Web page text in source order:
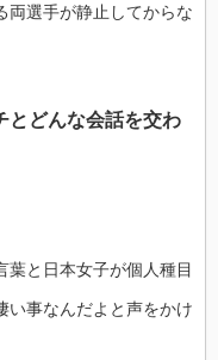
両選手が静止してからな
どんな会話を交わ
葉と日本女子が個人種目
い事なんだよと声をかけ